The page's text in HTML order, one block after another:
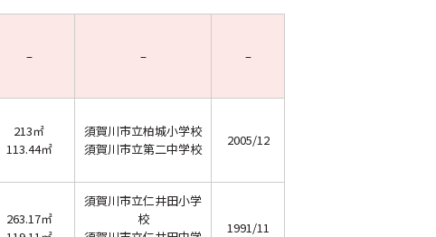
– – –
213㎡
113.44㎡
須賀川市立柏城小学校
須賀川市立第二中学校
2005/12
263.17㎡
須賀川市立仁井田小学
校
1991/11